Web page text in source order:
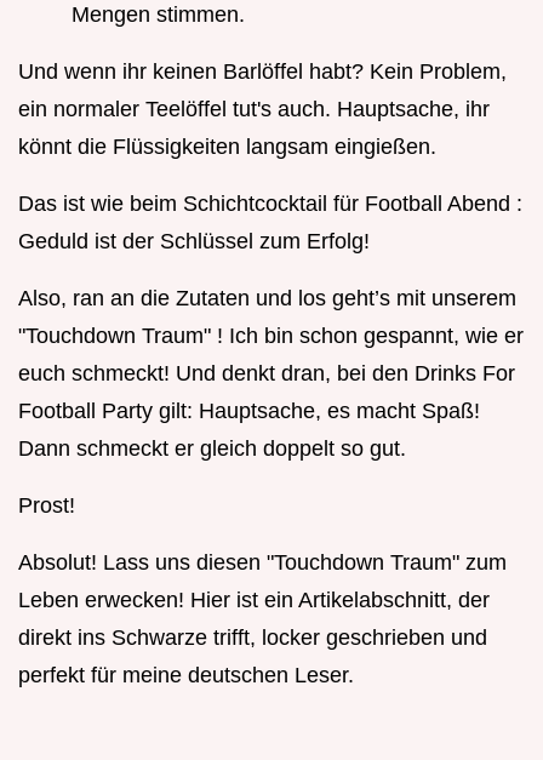
Mengen stimmen.
Und wenn ihr keinen Barlöffel habt? Kein Problem,
ein normaler Teelöffel tut's auch. Hauptsache, ihr
könnt die Flüssigkeiten langsam eingießen.
Das ist wie beim Schichtcocktail für Football Abend :
Geduld ist der Schlüssel zum Erfolg!
Also, ran an die Zutaten und los geht’s mit unserem
"Touchdown Traum" ! Ich bin schon gespannt, wie er
euch schmeckt! Und denkt dran, bei den Drinks For
Football Party gilt: Hauptsache, es macht Spaß!
Dann schmeckt er gleich doppelt so gut.
Prost!
Absolut! Lass uns diesen "Touchdown Traum" zum
Leben erwecken! Hier ist ein Artikelabschnitt, der
direkt ins Schwarze trifft, locker geschrieben und
perfekt für meine deutschen Leser.